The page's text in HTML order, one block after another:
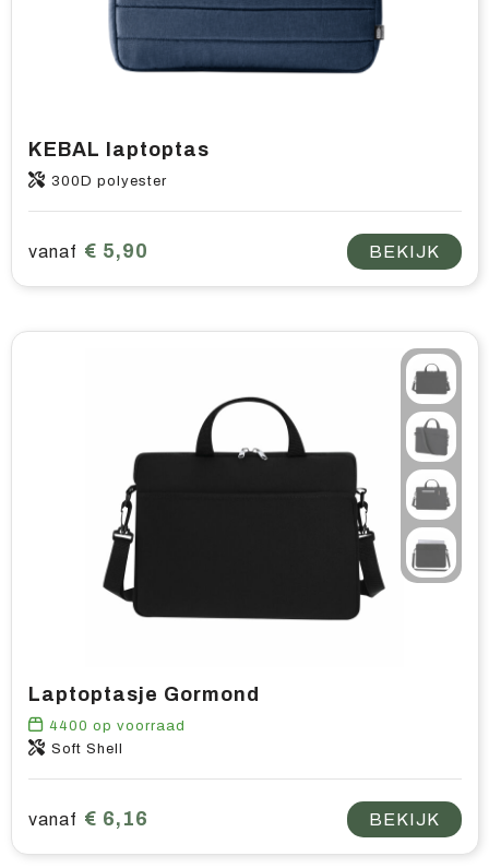
KEBAL laptoptas
300D polyester
vanaf € 5,90 BEKIJK
Laptoptasje Gormond
4400 op voorraad
Soft Shell
vanaf € 6,16 BEKIJK